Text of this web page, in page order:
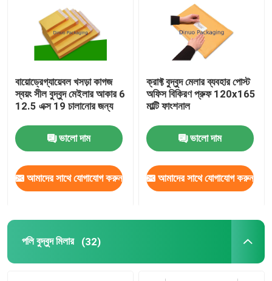
আমাদের সম্পর্কে
কারখানা ভ্রমণ
মামলা
বায়োড্রেগ্যায়েবল খসড়া কাগজ
স্বয়ং সীল বুদ্বুদ মেইলার আকার 6
12.5 এক্স 19 চালানোর জন্য
ভালো দাম
আমাদের সাথে যোগাযোগ করুন
ক্রাফ্ট বুদ্বুদ মেলার ব্যবহার পোস্ট
অফিস বিকিরণ প্রুফ 120x165
মাল্টি ফাংশনাল
ভালো দাম
আমাদের সাথে যোগাযোগ করুন
পলি বুদ্বুদ মিলার (32)